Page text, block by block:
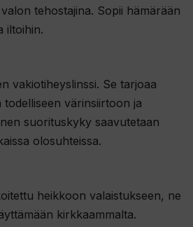
tehostajina. Sopii hämärään
iltoihin.
vakiotiheyslinssi. Se tarjoaa
värinsiirtoon ja
suorituskyky saavutetaan
olosuhteissa.
heikkoon valaistukseen, ne
kirkkaammalta.